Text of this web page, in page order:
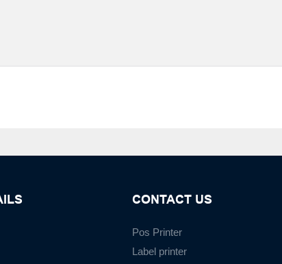
CONTACT US
Pos Printer
Label printer